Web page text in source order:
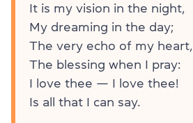
It is my vision in the night,
My dreaming in the day;
The very echo of my heart,
The blessing when I pray:
I love thee — I love thee!
Is all that I can say.